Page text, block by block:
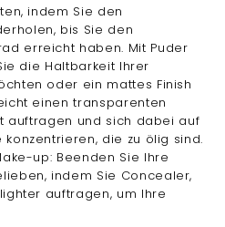
indem Sie den
bis Sie den
erreicht haben. Mit Puder
die Haltbarkeit Ihrer
oder ein mattes Finish
einen transparenten
auftragen und sich dabei auf
die zu ölig sind.
up: Beenden Sie Ihre
indem Sie Concealer,
auftragen, um Ihre